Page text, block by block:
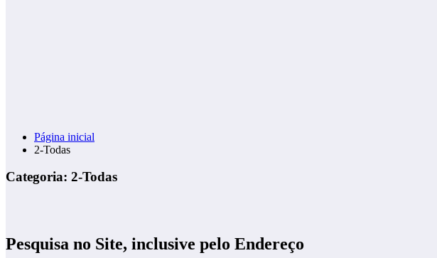
Página inicial
2-Todas
Categoria: 2-Todas
Pesquisa no Site, inclusive pelo Endereço